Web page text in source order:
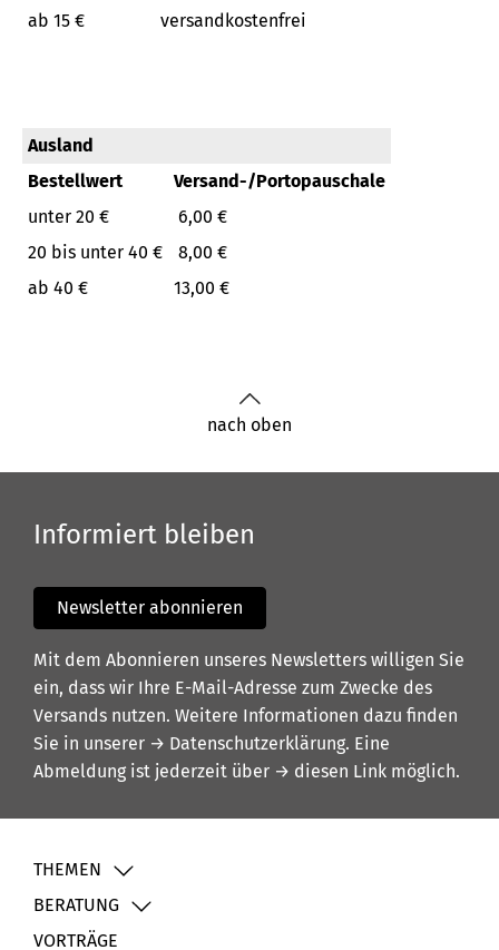
ab 15 €
versandkostenfrei
Ausland
Bestellwert
Versand-/Portopauschale
unter 20 €
6,00 €
20 bis unter 40 €
8,00 €
ab 40 €
13,00 €
nach oben
Informiert bleiben
Newsletter abonnieren
Mit dem Abonnieren unseres Newsletters willigen Sie
ein, dass wir Ihre E-Mail-Adresse zum Zwecke des
Versands nutzen. Weitere Informationen dazu finden
Sie in unserer → Datenschutzerklärung. Eine
Abmeldung ist jederzeit über → diesen Link möglich.
THEMEN
BERATUNG
VORTRÄGE